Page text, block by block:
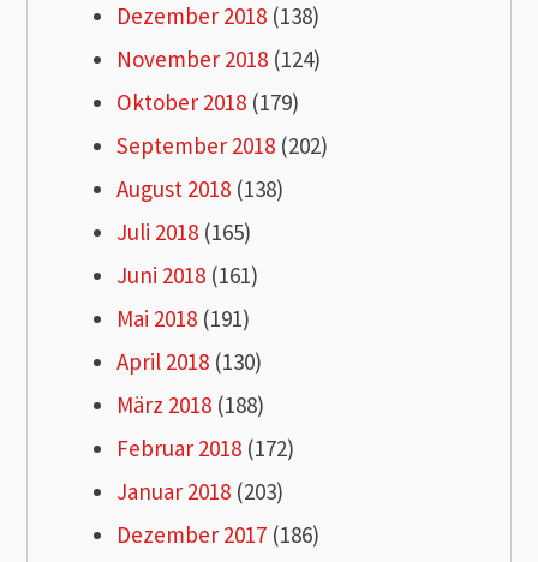
Dezember 2018 (138)
November 2018 (124)
Oktober 2018 (179)
September 2018 (202)
August 2018 (138)
Juli 2018 (165)
Juni 2018 (161)
Mai 2018 (191)
April 2018 (130)
März 2018 (188)
Februar 2018 (172)
Januar 2018 (203)
Dezember 2017 (186)